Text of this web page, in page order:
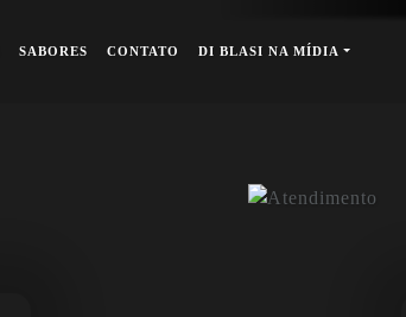
SABORES CONTATO DI BLASI NA MÍDIA